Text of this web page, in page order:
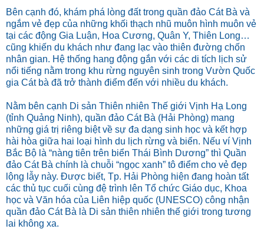
Bên cạnh đó, khám phá lòng đất trong quần đảo Cát Bà và
ngắm vẻ đẹp của những khối thạch nhũ muôn hình muôn vẻ
tại các động Gia Luận, Hoa Cương, Quân Y, Thiên Long…
cũng khiến du khách như đang lạc vào thiên đường chốn
nhân gian. Hệ thống hang động gắn với các di tích lịch sử
nổi tiếng nằm trong khu rừng nguyên sinh trong Vườn Quốc
gia Cát bà đã trở thành điểm đến với nhiều du khách.
Nằm bên cạnh Di sản Thiên nhiên Thế giới Vịnh Hạ Long
(tỉnh Quảng Ninh), quần đảo Cát Bà (Hải Phòng) mang
những giá trị riêng biệt về sự đa dạng sinh học và kết hợp
hài hòa giữa hai loại hình du lịch rừng và biển. Nếu ví Vịnh
Bắc Bộ là “nàng tiên trên biển Thái Bình Dương” thì Quần
đảo Cát Bà chính là chuỗi “ngọc xanh” tô điểm cho vẻ đẹp
lộng lẫy này. Được biết, Tp. Hải Phòng hiện đang hoàn tất
các thủ tục cuối cùng đệ trình lên Tổ chức Giáo dục, Khoa
học và Văn hóa của Liên hiệp quốc (UNESCO) công nhận
quần đảo Cát Bà là Di sản thiên nhiên thế giới trong tương
lai không xa.